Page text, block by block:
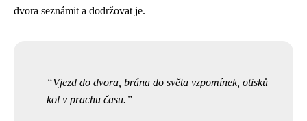
dvora seznámit a dodržovat je.
Vjezd do dvora, brána do světa vzpomínek, otisků
kol v prachu času.